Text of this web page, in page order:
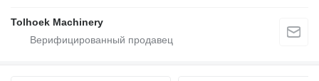
Tolhoek Machinery